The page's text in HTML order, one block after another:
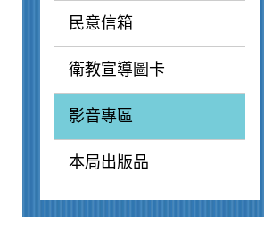
民意信箱
衛教宣導圖卡
影音專區
本局出版品